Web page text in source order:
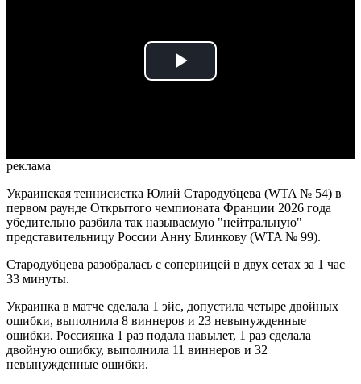
Play
реклама
Украинская теннисистка Юлий Стародубцева (WTA № 54) в
первом раунде Открытого чемпионата Франции 2026 года
убедительно разбила так называемую "нейтральную"
представительницу России Анну Блинкову (WTA № 99).
Стародубцева разобралась с соперницей в двух сетах за 1 час
33 минуты.
Украинка в матче сделала 1 эйс, допустила четыре двойных
ошибки, выполнила 8 виннеров и 23 невынужденные
ошибки. Россиянка 1 раз подала навылет, 1 раз сделала
двойную ошибку, выполнила 11 виннеров и 32
невынужденные ошибки.